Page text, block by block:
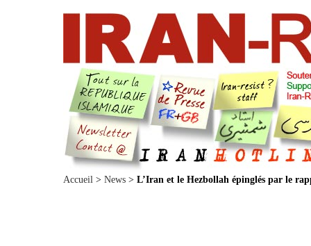
Accueil > News > L’Iran et le Hezbollah épinglés par le